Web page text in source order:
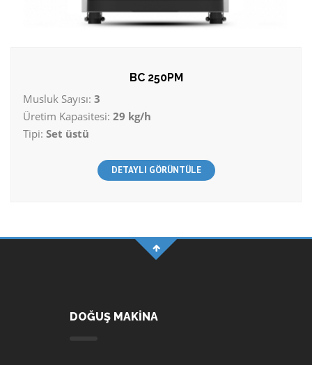
BC 250PM
Musluk Sayısı: 3
Üretim Kapasitesi: 29 kg/h
Tipi: Set üstü
DETAYLI GÖRÜNTÜLE
DOĞUŞ MAKİNA